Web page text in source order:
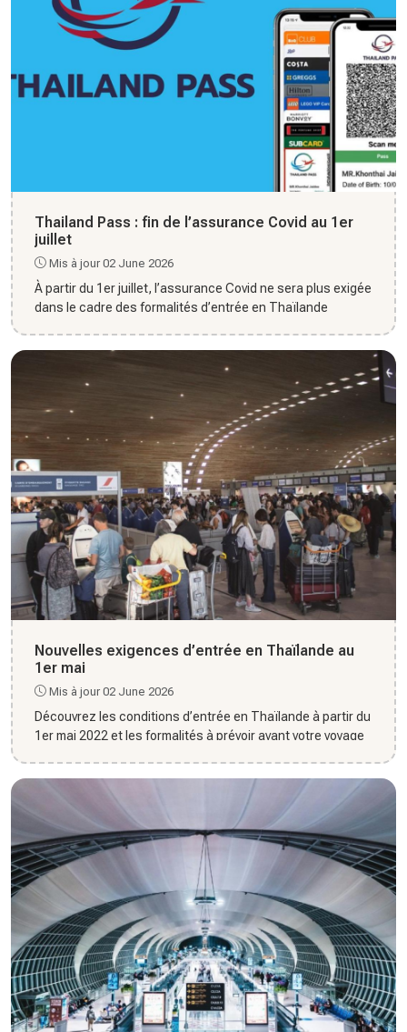
Thailand Pass : fin de l’assurance Covid au 1er
juillet
Mis à jour 02 June 2026
À partir du 1er juillet, l’assurance Covid ne sera plus exigée
dans le cadre des formalités d’entrée en Thaïlande
Nouvelles exigences d’entrée en Thaïlande au
1er mai
Mis à jour 02 June 2026
Découvrez les conditions d’entrée en Thaïlande à partir du
1er mai 2022 et les formalités à prévoir avant votre voyage